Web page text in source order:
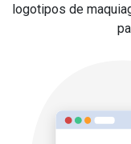
logotipos de